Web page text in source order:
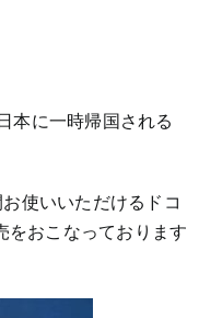
本に一時帰国される
使いいただけるドコ
をおこなっております